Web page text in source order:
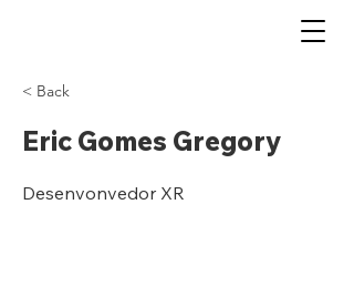
< Back
Eric Gomes Gregory
Desenvonvedor XR